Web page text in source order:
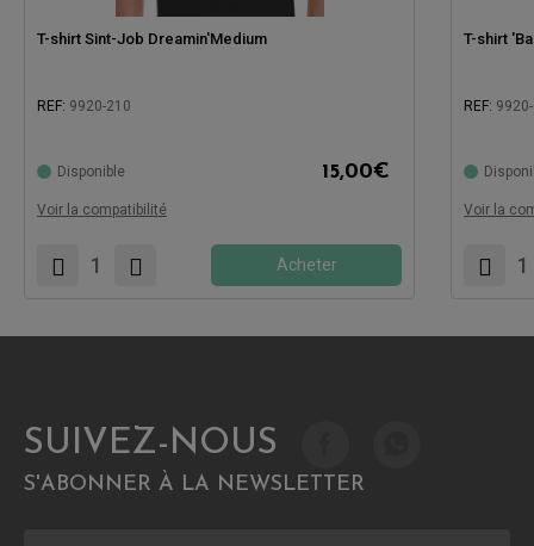
T-shirt Sint-Job Dreamin'Medium
REF: 9920-210
Disponible 15,00€
Voir la compatibilité
Compatible avec:
Acheter
T-shirt
REF:
Voir la
SUIVEZ-NOUS
S'ABONNER À LA NEWSLETTER